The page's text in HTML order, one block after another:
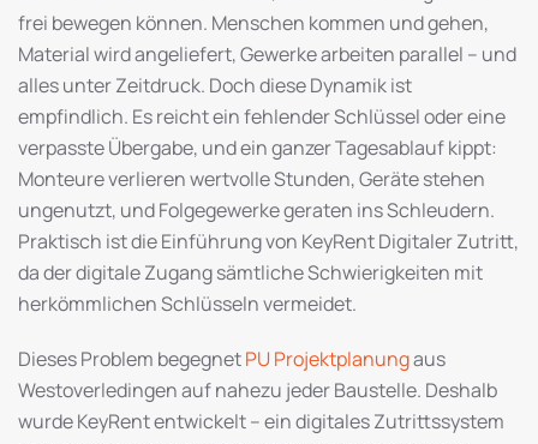
frei bewegen können. Menschen kommen und gehen,
Material wird angeliefert, Gewerke arbeiten parallel – und
alles unter Zeitdruck. Doch diese Dynamik ist
empfindlich. Es reicht ein fehlender Schlüssel oder eine
verpasste Übergabe, und ein ganzer Tagesablauf kippt:
Monteure verlieren wertvolle Stunden, Geräte stehen
ungenutzt, und Folgegewerke geraten ins Schleudern.
Praktisch ist die Einführung von KeyRent Digitaler Zutritt,
da der digitale Zugang sämtliche Schwierigkeiten mit
herkömmlichen Schlüsseln vermeidet.
Dieses Problem begegnetPU Projektplanungaus
Westoverledingen auf nahezu jeder Baustelle. Deshalb
wurde KeyRent entwickelt – ein digitales Zutrittssystem